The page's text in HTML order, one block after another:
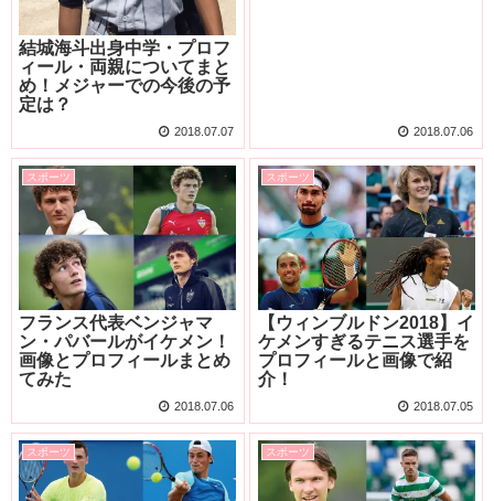
結城海斗出身中学・プロフ
ィール・両親についてまと
め！メジャーでの今後の予
定は？
2018.07.07 2018.07.06
スポーツ
フランス代表ベンジャマ
ン・パバールがイケメン！
画像とプロフィールまとめ
てみた
2018.07.06
スポーツ
【ウィンブルドン2018】イ
ケメンすぎるテニス選手を
プロフィールと画像で紹
介！
2018.07.05
スポーツ スポーツ